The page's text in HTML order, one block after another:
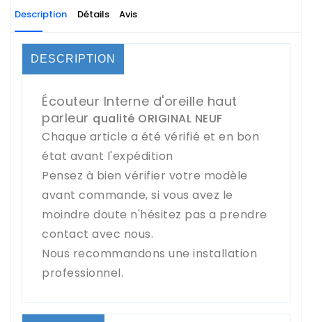
Description Détails Avis
DESCRIPTION
Écouteur Interne d'oreille haut
parleur qualité ORIGINAL NEUF
Chaque article a été vérifié et en bon
état avant l'expédition
Pensez à bien vérifier votre modèle
avant commande, si vous avez le
moindre doute n'hésitez pas a prendre
contact avec nous.
Nous recommandons une installation
professionnel.